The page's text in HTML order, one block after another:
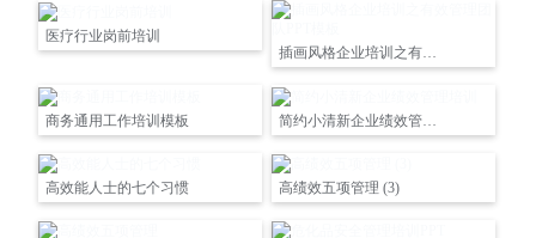
医疗行业岗前培训
插画风格企业培训之有效管理团队PPT模板
商务通用工作培训模板
高效能人士的七个习惯 高绩效五项管理 (3)